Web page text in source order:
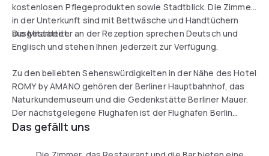
kostenlosen Pflegeprodukten sowie Stadtblick. Die Zimmer
in der Unterkunft sind mit Bettwäsche und Handtüchern
ausgestattet.
Die Mitarbeiter an der Rezeption sprechen Deutsch und
Englisch und stehen Ihnen jederzeit zur Verfügung.
Zu den beliebten Sehenswürdigkeiten in der Nähe des Hotel
ROMY by AMANO gehören der Berliner Hauptbahnhof, das
Naturkundemuseum und die Gedenkstätte Berliner Mauer.
Der nächstgelegene Flughafen ist der Flughafen Berlin
Brandenburg Willy Brandt, 28 km vom Hotel entfernt.
Das gefällt uns